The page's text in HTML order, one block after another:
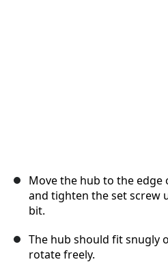
Move the hub to the
and tighten the set screw
bit.
The hub should fit snugly
rotate freely.